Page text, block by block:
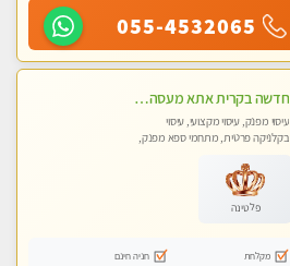
055-4532065
חדשה בקרית אתא מעסה איכותית מקצועית ומפנקת. ללא מין
עיסוי מפנק, עיסוי מקצועי, עיסוי
בקלניקה פרטית, מתחמי ספא מפנק,
פלטינה
מקלחת
חניה חינם